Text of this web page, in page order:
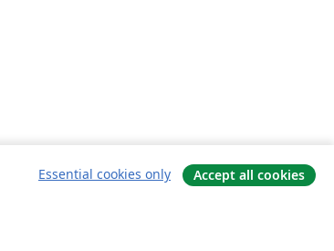
Essential cookies only Accept all cookies